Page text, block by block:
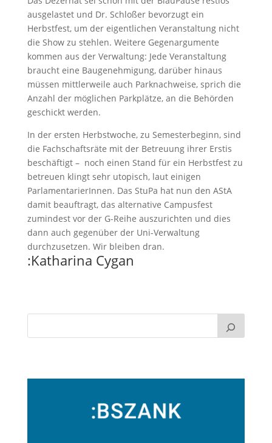
ausgelastet und Dr. Schloßer bevorzugt ein
Herbstfest, um der eigentlichen Veranstaltung nicht
die Show zu stehlen. Weitere Gegenargumente
kommen aus der Verwaltung: Jede Veranstaltung
braucht eine Baugenehmigung, darüber hinaus
müssen mittlerweile auch Parknachweise, sprich die
Anzahl der möglichen Parkplätze, an die Behörden
geschickt werden.
In der ersten Herbstwoche, zu Semesterbeginn, sind
die Fachschaftsräte mit der Betreuung ihrer Erstis
beschäftigt – noch einen Stand für ein Herbstfest zu
betreuen klingt sehr utopisch, laut einigen
ParlamentarierInnen. Das StuPa hat nun den AStA
damit beauftragt, das alternative Campusfest
zumindest vor der G-Reihe auszurichten und dies
dann auch gegenüber der Uni-Verwaltung
durchzusetzen. Wir bleiben dran.
:Katharina Cygan